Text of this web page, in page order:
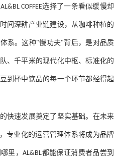
AL&BL COFFEE选择了一条看似缓慢却
间深耕产业链建设，从咖啡种植的
系。这种"慢功夫"背后，是对品质
、千平米的现代化中枢、标准化的
到杯中饮品的每一个环节都经得起
快速发展奠定了坚实基础。在未来
专业化的运营管理体系将成为品牌
里，AL&BL都能保证消费者品尝到